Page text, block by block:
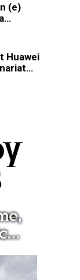
(e)
Huawei